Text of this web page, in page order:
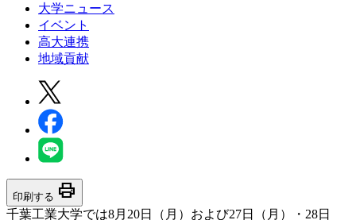
大学ニュース
イベント
高大連携
地域貢献
印刷する print
千葉工業大学では8月20日（月）および27日（月）・28日